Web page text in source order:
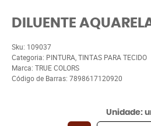
DILUENTE
Sku: 109037
Categoria: PINTURA TINTAS PARA TECIDO
Marca: TRUE COLORS
Código de Barras: 7898617120920
Unidade: